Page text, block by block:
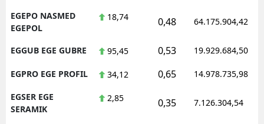
EGEPO NASMED
EGEPOL
18,74 0,48 64.175.904,42
EGGUB EGE GUBRE 95,45 0,53 19.929.684,50
EGPRO EGE PROFIL 34,12 0,65 14.978.735,98
EGSER EGE
SERAMIK
2,85 0,35 7.126.304,54